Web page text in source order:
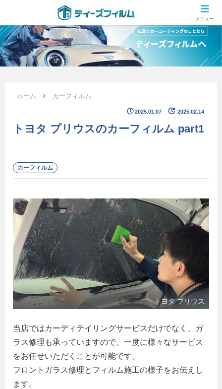
広島のカーコーティング専門店 ティーズフィルムの施工ブログ
ホーム カーフィルム
2025.01.07 2025.02.14
トヨタ プリウスのカーフィルム part1
カーフィルム
トヨタ プリウス
当店ではカーディテイリングサービスだけでなく、ガ
ラス修理も承っていますので、一度に様々なサービス
をお任せいただくことが可能です。
フロントガラス修理とフィルム施工の様子をお伝えし
ます。
メニュー